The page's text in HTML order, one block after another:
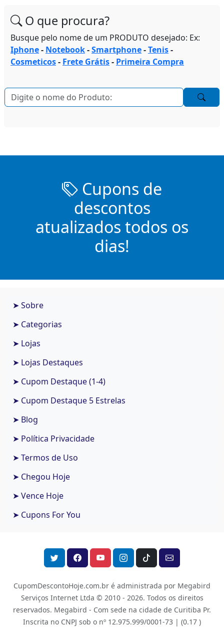
O que procura?
Busque pelo nome de um PRODUTO desejado: Ex:
Iphone- Notebook-Smartphone-Tenis-
Cosmeticos- Frete Grátis- Primeira Compra
Cupons de
descontos
atualizados todos os
dias!
➤ Sobre
➤ Categorias
➤ Lojas
➤ Lojas Destaques
➤ Cupom Destaque (1-4)
➤ Cupom Destaque 5 Estrelas
➤ Blog
➤ Política Privacidade
➤ Termos de Uso
➤ Chegou Hoje
➤ Vence Hoje
➤ Cupons For You
CupomDescontoHoje.com.br é administrada por Megabird
Serviços Internet Ltda © 2010 - 2026. Todos os direitos
reservados. Megabird - Com sede na cidade de Curitiba Pr.
Inscrita no CNPJ sob o nº 12.975.999/0001-73 | (0.17 )